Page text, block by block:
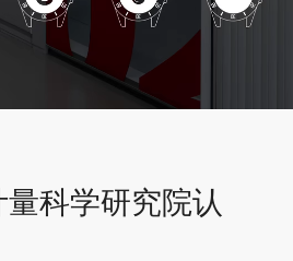
科学研究院认